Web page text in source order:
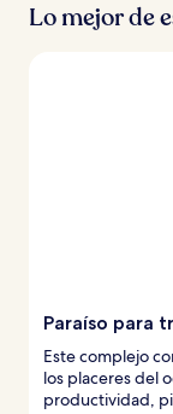
Lo mejor de
Paraíso para
Este complejo
los placeres del
productividad,